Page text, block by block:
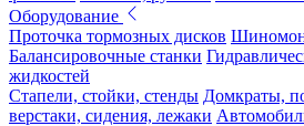
Оборудование
Проточка тормозных дисков
Балансировочные станки
жидкостей
Стапели, стойки, стенды Домкраты,
верстаки, сидения, лежаки